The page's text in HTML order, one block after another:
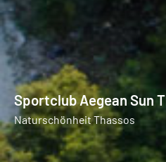
Sportclub Aegean Sun
Naturschönheit Thassos